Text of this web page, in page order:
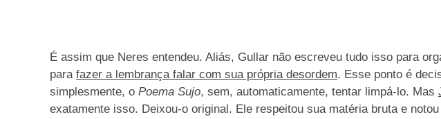
É assim que Neres entendeu. Aliás, Gullar não escreveu tudo isso para
para fazer a lembrança falar com sua própria desordem. Esse ponto é
simplesmente, o Poema Sujo, sem, automaticamente, tentar limpá-lo. Mas
exatamente isso. Deixou-o original. Ele respeitou sua matéria bruta e